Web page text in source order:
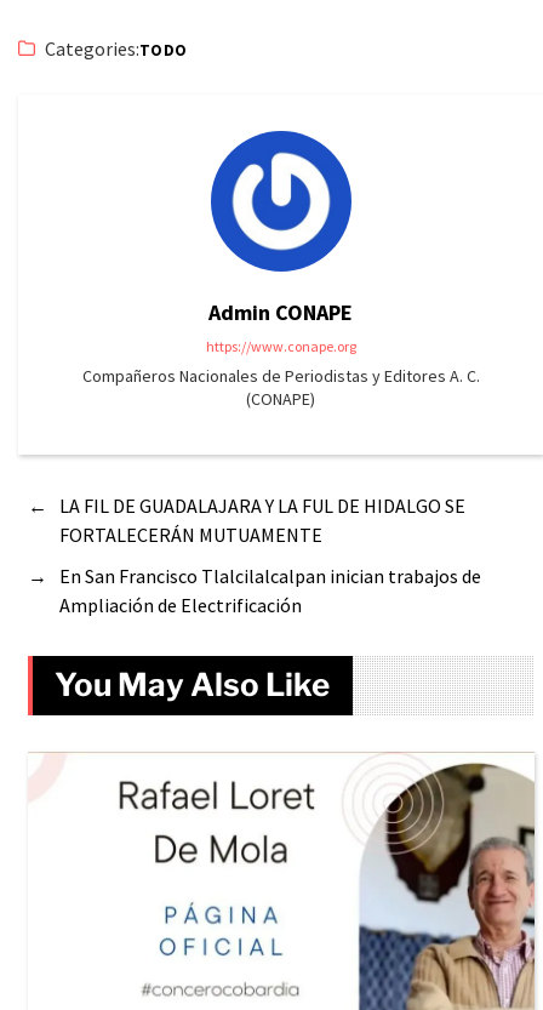
Categories:TODO
Admin CONAPE
https://www.conape.org
Compañeros Nacionales de Periodistas y Editores A. C.
(CONAPE)
←
LA FIL DE GUADALAJARA Y LA FUL DE HIDALGO SE
FORTALECERÁN MUTUAMENTE
→
En San Francisco Tlalcilalcalpan inician trabajos de
Ampliación de Electrificación
You May Also Like